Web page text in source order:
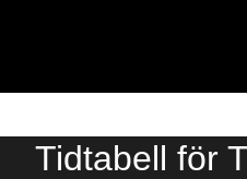
Tidtabell för